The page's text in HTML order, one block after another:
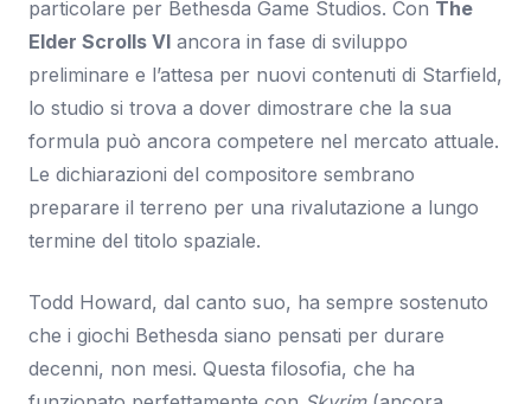
particolare per Bethesda Game Studios. Con The
Elder Scrolls VI ancora in fase di sviluppo
preliminare e l’attesa per nuovi contenuti di Starfield,
lo studio si trova a dover dimostrare che la sua
formula può ancora competere nel mercato attuale.
Le dichiarazioni del compositore sembrano
preparare il terreno per una rivalutazione a lungo
termine del titolo spaziale.
Todd Howard, dal canto suo, ha sempre sostenuto
che i giochi Bethesda siano pensati per durare
decenni, non mesi. Questa filosofia, che ha